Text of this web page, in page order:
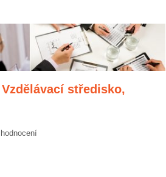
Vzdělávací středisko,
hodnocení